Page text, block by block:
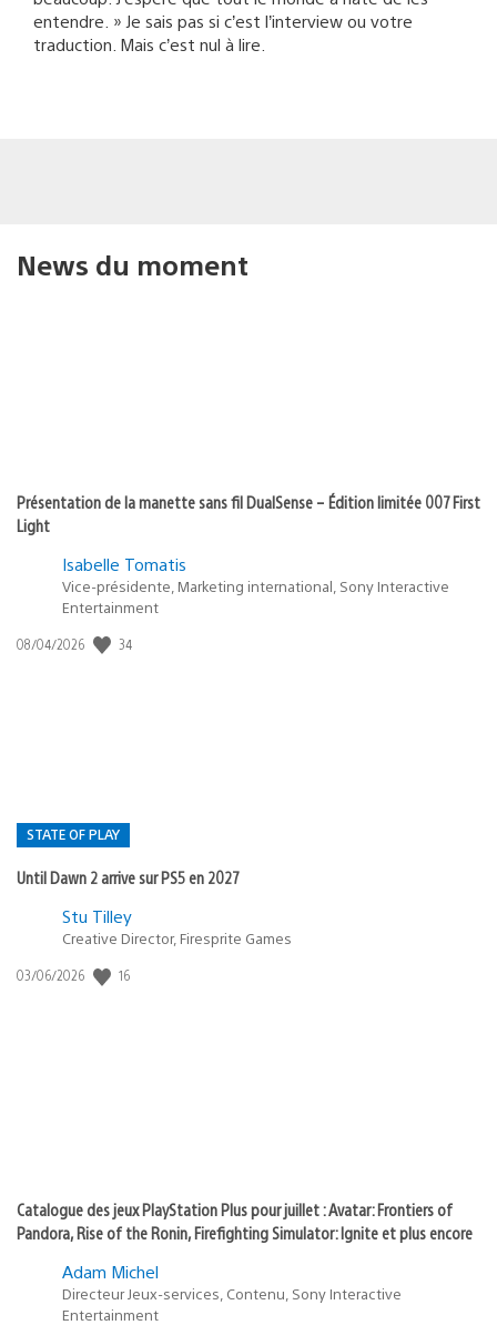
entendre. » Je sais pas si c’est l’interview ou votre
traduction. Mais c’est nul à lire.
News du moment
Présentation de la manette sans fil DualSense – Édition limitée 007 First
Light
Isabelle Tomatis
Vice-présidente, Marketing international, Sony Interactive
Entertainment
Date
08/04/2026 34
STATE OF PLAY
Until Dawn 2 arrive sur PS5 en 2027
Postée
:
Stu Tilley
Creative Director, Firesprite Games
Date
03/06/2026 16
Catalogue des jeux PlayStation Plus pour juillet : Avatar: Frontiers of
Pandora, Rise of the Ronin, Firefighting Simulator: Ignite et plus encore
Adam Michel
Directeur Jeux-services, Contenu, Sony Interactive
Entertainment